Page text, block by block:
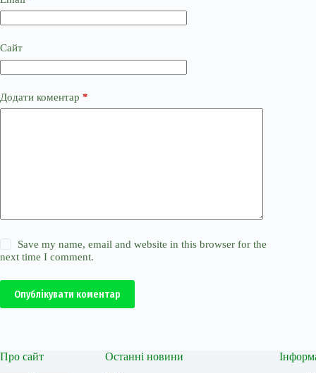
Сайт
Додати коментар *
Save my name, email and website in this browser for the
next time I comment.
Опублікувати коментар
Про сайт Останні новини